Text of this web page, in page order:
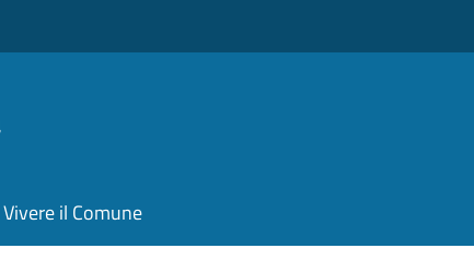
Vivere il Comune